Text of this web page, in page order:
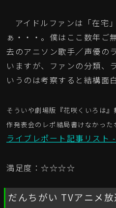
アイドルファンは「在宅
ぁ・・・。僕はここ数年ご
去のアニソン歌手／声優の
いますが、ファンの分類、
いうのは考察すると結構面
そういや劇場版『花咲くいろは
作発表会のレポ結局書けなかった
ライブレポート記事リスト
満足度：☆☆☆☆
だんちがい TVアニメ